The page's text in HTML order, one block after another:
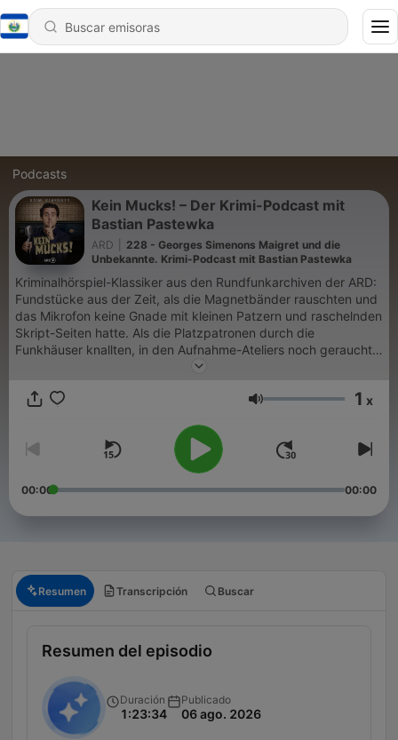
Podcasts
Kein Mucks! – Der Krimi-Podcast mit
Bastian Pastewka
ARD
228 - Georges Simenons Maigret und die
Unbekannte. Krimi-Podcast mit Bastian Pastewka
Kriminalhörspiel-Klassiker aus den Rundfunkarchiven der ARD:
Fundstücke aus der Zeit, als die Magnetbänder rauschten und
das Mikrofon keine Gnade mit kleinen Patzern und raschelnden
Skript-Seiten hatte. Als die Platzpatronen durch die
Funkhäuser knallten, in den Aufnahme-Ateliers noch geraucht
wurde und der Whisky bereitstand, um die Stimme zu ölen.
einer Leiche am Telefon – und immer wieder die Frage: Wer ist
Pastewka, dazu Bonusinfos, Biografisches und Nonsens.
Donnerstags zuerst in ARD Sounds: https://1.ard.de/keinmucks
Volumen 1 x
00:00 00:00
Resumen Transcripción Buscar
Resumen del episodio
Duración
1:23:34
Publicado
06 ago. 2026